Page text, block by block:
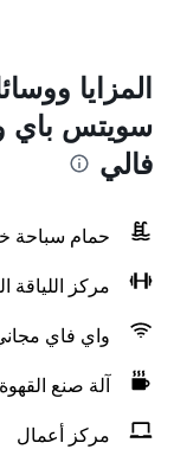
المزايا
سويتس باي
فالي
حمام سباحة
مركز اللياقة
واي فاي
آلة صنع القهوة
مركز أعمال